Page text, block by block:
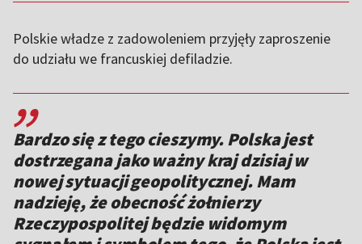
Polskie władze z zadowoleniem przyjęły zaproszenie
do udziału we francuskiej defiladzie.
,,
Bardzo się z tego cieszymy. Polska jest
dostrzegana jako ważny kraj dzisiaj w
nowej sytuacji geopolitycznej. Mam
nadzieję, że obecność żołnierzy
Rzeczypospolitej będzie widomym